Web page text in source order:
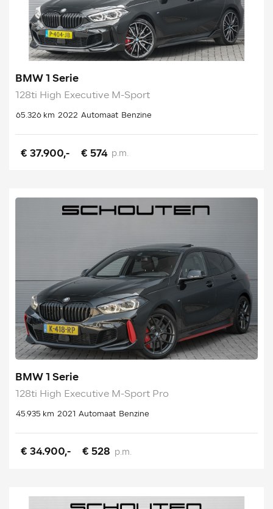
BMW 1 Serie
128ti High Executive M-Sport
65.326 km 2022 Automaat Benzine
€ 37.900,- € 574 p.m.
BMW 1 Serie
128ti High Executive M-Sport Pro
45.935 km 2021 Automaat Benzine
€ 34.900,- € 528 p.m.